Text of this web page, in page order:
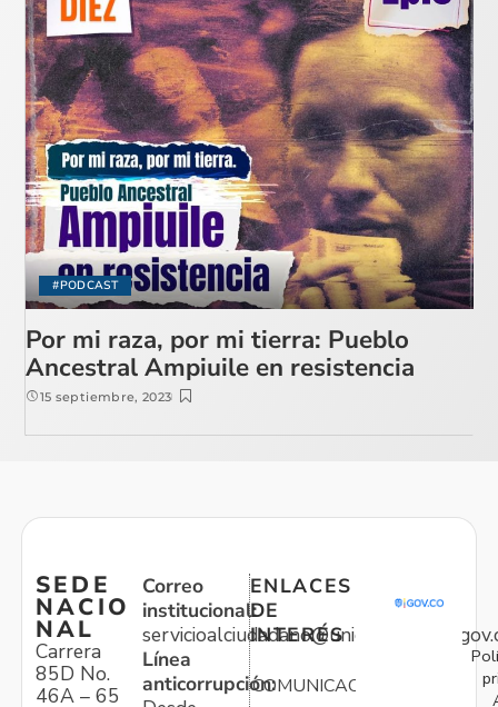
#PODCAST
Por mi raza, por mi tierra: Pueblo
Ancestral Ampiuile en resistencia
15 septiembre, 2023
SEDE
NACIO
NAL
Carrera
85D No.
46A – 65
Correo
institucional:
Línea
anticorrupción:
ENLACES
DE
INTERÉS
COMUNICACIONES